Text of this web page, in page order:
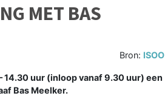
MET BAS
Bron: ISOO
14.30 uur (inloop vanaf 9.30 uur) een
Bas Meelker.